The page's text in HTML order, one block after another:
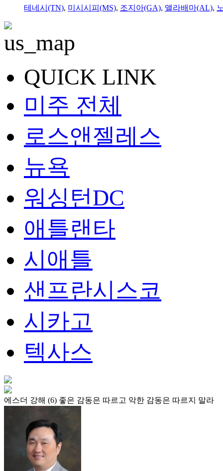
테네시(TN), 미시시피(MS), 조지아(GA), 앨라배마(AL),
QUICK LINK
미주 전체
로스앤젤레스
뉴욕
워싱턴DC
애틀랜타
시애틀
샌프란시스코
시카고
텍사스
에스더 강해 (6) 좋은 감동은 따르고 악한 감동은 따르지 말라